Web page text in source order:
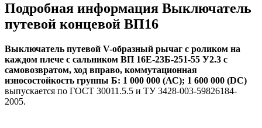
Подробная информация Выключатель
путевой концевой ВП16
Выключатель путевой V-образный рычаг с роликом на
каждом плече с сальником ВП 16Е-23Б-251-55 У2.3 с
самовозвратом, ход вправо, коммутационная
износостойкость группы Б: 1 000 000 (АС); 1 600 000 (DC)
выпускается по ГОСТ 30011.5.5 и ТУ 3428-003-59826184-
2005.